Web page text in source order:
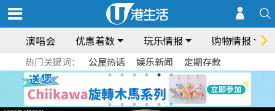
演唱会 优惠着数 玩乐情报 购物情报
热门关键词： 公屋热话 娱乐新闻 定期存款